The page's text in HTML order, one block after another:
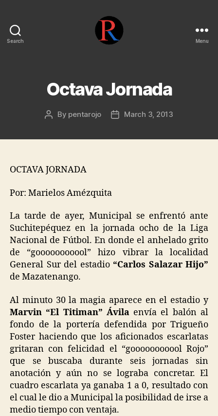
Search Menu
Octava Jornada
Post
By pentarojo
PostMarch 3, 2013
OCTAVA JORNADA
Por: Marielos Amézquita
La tarde de ayer, Municipal se enfrentó ante
Suchitepéquez en la jornada ocho de la Liga
Nacional de Fútbol. En donde el anhelado grito
de “gooooooooool” hizo vibrar la localidad
General Sur del estadio“Carlos Salazar Hijo”
de Mazatenango.
Al minuto 30 la magia aparece en el estadio y
Marvin “El Titiman” Ávila envía el balón al
fondo de la portería defendida por Trigueño
Foster haciendo que los aficionados escarlatas
gritaran con felicidad el “gooooooooool Rojo”
que se buscaba durante seis jornadas sin
anotación y aún no se lograba concretar. El
cuadro escarlata ya ganaba 1 a 0, resultado con
el cual le dio a Municipal la posibilidad de irse a
medio tiempo con ventaja.